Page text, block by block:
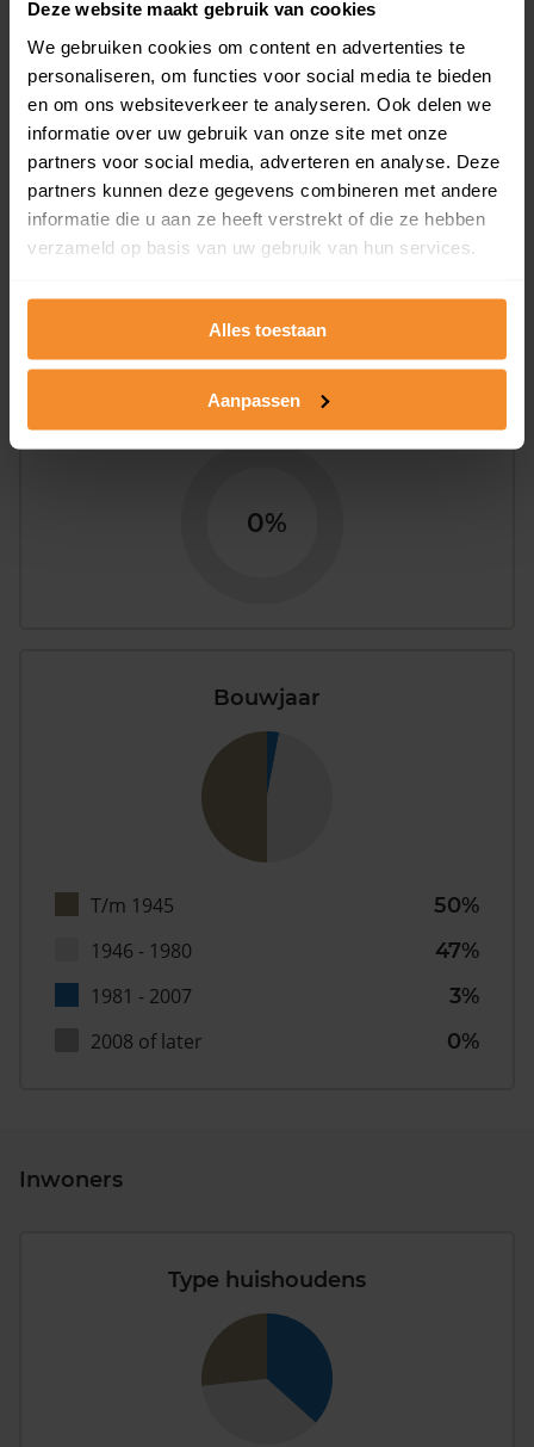
Deze website maakt gebruik van cookies
We gebruiken cookies om content en advertenties te
personaliseren, om functies voor social media te bieden
en om ons websiteverkeer te analyseren. Ook delen we
informatie over uw gebruik van onze site met onze
partners voor social media, adverteren en analyse. Deze
partners kunnen deze gegevens combineren met andere
informatie die u aan ze heeft verstrekt of die ze hebben
verzameld op basis van uw gebruik van hun services.
Alles toestaan
Aanpassen
74%
Koopwoningen
26%
Huurwoningen
Appartementen
aandeel van totale woningen
0%
Bouwjaar
T/m 1945
50%
1946 - 1980
47%
1981 - 2007
3%
2008 of later
0%
Inwoners
Type huishoudens